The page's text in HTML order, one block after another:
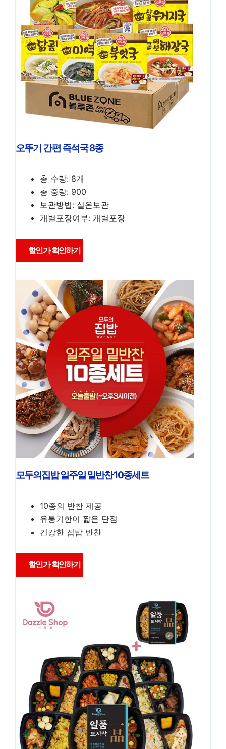
오뚜기 간편 즉석국 8종
총 수량: 8개
총 중량: 900
보관방법: 실온보관
개별포장여부: 개별포장
할인가 확인하기
모두의집밥 일주일 밑반찬 10종세트
10종의 반찬 제공
유통기한이 짧은 단점
건강한 집밥 반찬
할인가 확인하기